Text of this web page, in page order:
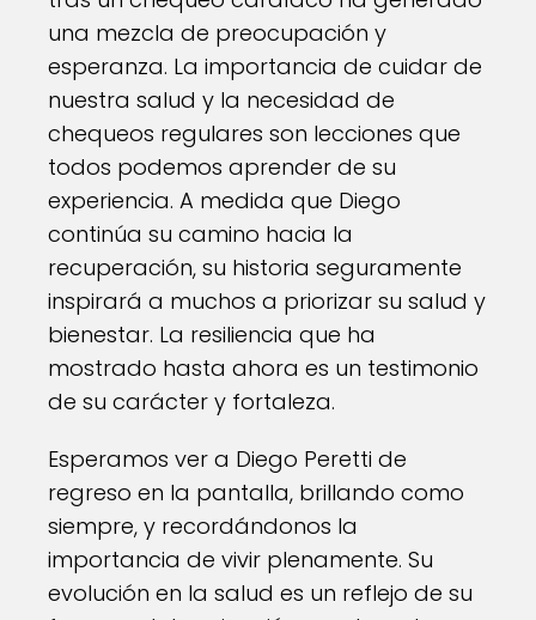
una mezcla de preocupación y
esperanza. La importancia de cuidar de
nuestra salud y la necesidad de
chequeos regulares son lecciones que
todos podemos aprender de su
experiencia. A medida que Diego
continúa su camino hacia la
recuperación, su historia seguramente
inspirará a muchos a priorizar su salud y
bienestar. La resiliencia que ha
mostrado hasta ahora es un testimonio
de su carácter y fortaleza.
Esperamos ver a Diego Peretti de
regreso en la pantalla, brillando como
siempre, y recordándonos la
importancia de vivir plenamente. Su
evolución en la salud es un reflejo de su